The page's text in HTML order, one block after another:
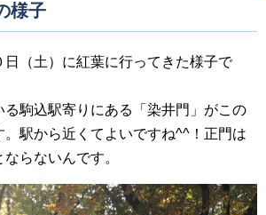
様子
日（土）に紅葉に行ってきた様子で
る駒込駅寄りにある「染井門」がこの
。駅から近くてよいですね^^！正門は
らないんです。